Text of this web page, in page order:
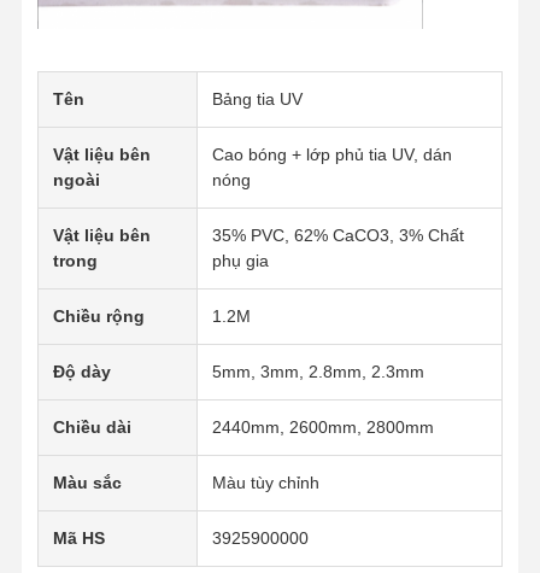
Tên Bảng tia UV
Vật liệu bên
ngoài
Cao bóng + lớp phủ tia UV, dán
nóng
Vật liệu bên
trong
35% PVC, 62% CaCO3, 3% Chất
phụ gia
Chiều rộng 1.2M
Độ dày 5mm, 3mm, 2.8mm, 2.3mm
Chiều dài 2440mm, 2600mm, 2800mm
Màu sắc Màu tùy chỉnh
Mã HS 3925900000